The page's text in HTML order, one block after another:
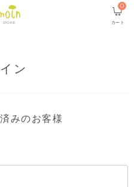
STORE カート
0
ン
みのお客様